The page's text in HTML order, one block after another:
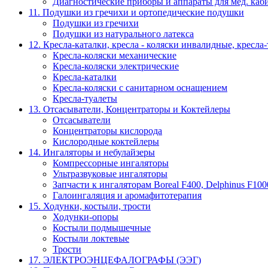
11. Подушки из гречихи и ортопедические подушки
Подушки из гречихи
Подушки из натурального латекса
12. Кресла-каталки, кресла - коляски инвалидные,
Кресла-коляски механические
Кресла-коляски электрические
Кресла-каталки
Кресла-коляски с санитарном оснащением
Кресла-туалеты
13. Отсасыватели, Концентраторы и Коктейлеры
Отсасыватели
Концентраторы кислорода
Кислородные коктейлеры
14. Ингаляторы и небулайзеры
Компрессорные ингаляторы
Ультразвуковые ингаляторы
Запчасти к ингаляторам Boreal F400, Delphinus
Галоингаляция и аромафитотерапия
15. Ходунки, костыли, трости
Ходунки-опоры
Костыли подмышечные
Костыли локтевые
Трости
17. ЭЛЕКТРО­ЭНЦЕФАЛОГРАФЫ (ЭЭГ)